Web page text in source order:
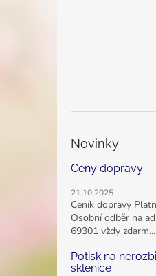
Novinky
Ceny dopravy
21.10.2025
Ceník dopravy
Osobní odběr na
69301 vždy zdarm...
Potisk na
sklenice